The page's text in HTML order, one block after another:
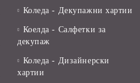
Коледа - Декупажни хартии
Коелда - Салфетки за
декупаж
Коледа - Дизайнерски
хартии